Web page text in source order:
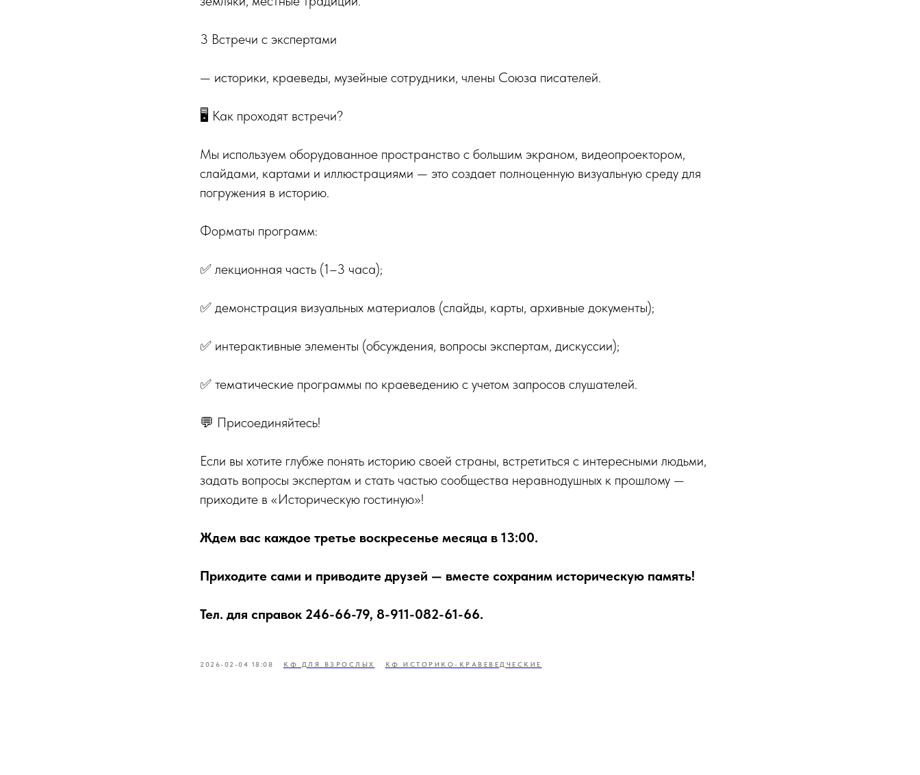
3️ Встречи с экспертами
— историки, краеведы, музейные сотрудники, члены Союза писателей.
🖥️ Как проходят встречи?
Мы используем оборудованное пространство с большим экраном, видеопроектором,
слайдами, картами и иллюстрациями — это создает полноценную визуальную среду для
погружения в историю.
Форматы программ:
✅ лекционная часть (1–3 часа);
✅ демонстрация визуальных материалов (слайды, карты, архивные документы);
✅ интерактивные элементы (обсуждения, вопросы экспертам, дискуссии);
✅ тематические программы по краеведению с учетом запросов слушателей.
💬 Присоединяйтесь!
Если вы хотите глубже понять историю своей страны, встретиться с интересными людьми,
задать вопросы экспертам и стать частью сообщества неравнодушных к прошлому —
приходите в «Историческую гостиную»!
Ждем вас каждое третье воскресенье месяца в 13:00.
Приходите сами и приводите друзей — вместе сохраним историческую память!
Тел. для справок 246-66-79, 8-911-082-61-66.
2026-02-04 18:08 КФ ДЛЯ ВЗРОСЛЫХ КФ ИСТОРИКО-КРАВЕВЕДЧЕСКИЕ